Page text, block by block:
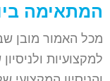
המתאימה
מכל האמור מובן
למקצועיות